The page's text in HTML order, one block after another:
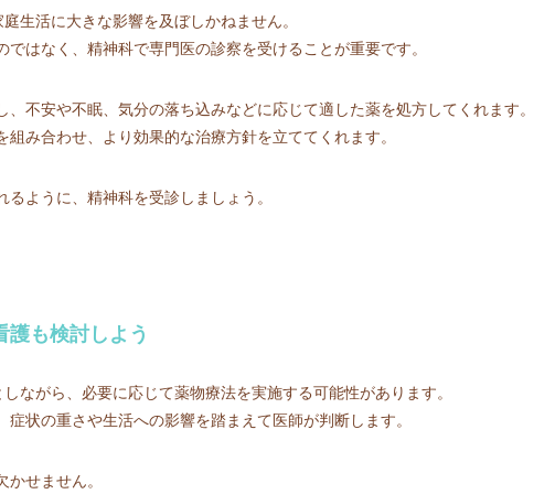
生活に大きな影響を及ぼしかねません。
はなく、精神科で専門医の診察を受けることが重要です。
不安や不眠、気分の落ち込みなどに応じて適した薬を処方してくれます。
み合わせ、より効果的な治療方針を立ててくれます。
ように、精神科を受診しましょう。
護も検討しよう
ながら、必要に応じて薬物療法を実施する可能性があります。
状の重さや生活への影響を踏まえて医師が判断します。
せません。